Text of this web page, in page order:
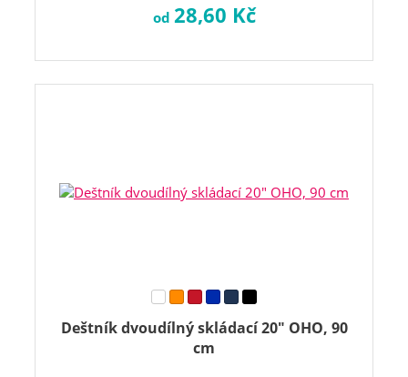
od 28,60 Kč
Deštník dvoudílný skládací 20" OHO, 90
cm